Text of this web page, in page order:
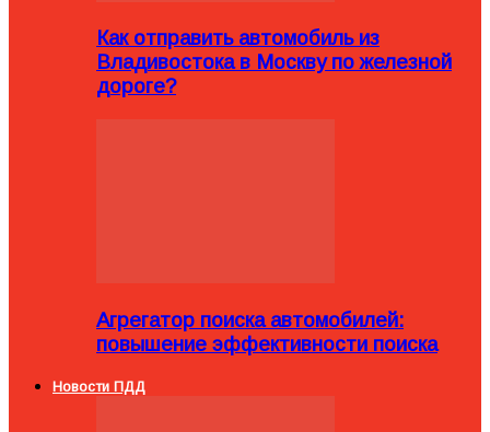
Как отправить автомобиль из
Владивостока в Москву по железной
дороге?
Агрегатор поиска автомобилей:
повышение эффективности поиска
Новости ПДД